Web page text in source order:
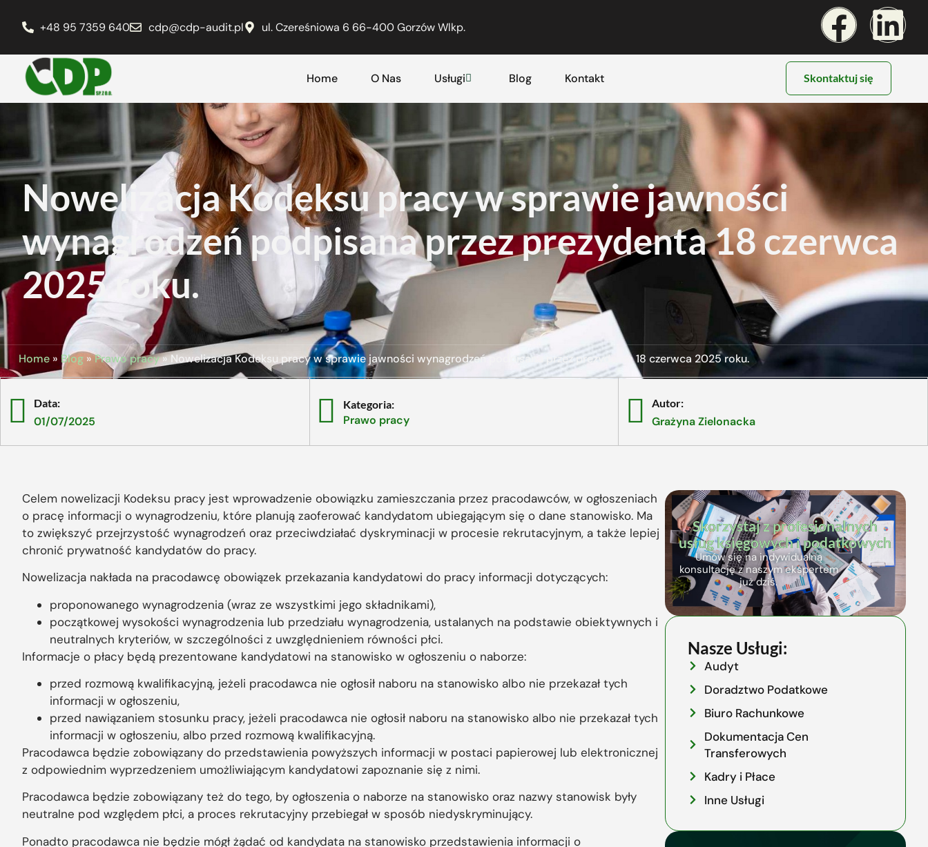
+48 95 7359 640 cdp@cdp-audit.pl ul. Czereśniowa 6 66-400 Gorzów Wlkp.
Home O Nas Usługi Blog Kontakt Skontaktuj się
Nowelizacja Kodeksu pracy w sprawie jawności
wynagrodzeń podpisana przez prezydenta 18 czerwca
2025 roku.
Home» Blog»Prawo pracy»Nowelizacja Kodeksu pracy w sprawie jawności wynagrodzeń podpisana przez prezydenta 18 czerwca 2025 roku.
Data:
01/07/2025
Kategoria:
Prawo pracy
Autor:
Grażyna Zielonacka
Celem nowelizacji Kodeksu pracy jest wprowadzenie obowiązku zamieszczania przez pracodawców, w ogłoszeniach
o pracę informacji o wynagrodzeniu, które planują zaoferować kandydatom ubiegającym się o dane stanowisko. Ma
to zwiększyć przejrzystość wynagrodzeń oraz przeciwdziałać dyskryminacji w procesie rekrutacyjnym, a także lepiej
chronić prywatność kandydatów do pracy.
Nowelizacja nakłada na pracodawcę obowiązek przekazania kandydatowi do pracy informacji dotyczących:
proponowanego wynagrodzenia (wraz ze wszystkimi jego składnikami),
początkowej wysokości wynagrodzenia lub przedziału wynagrodzenia, ustalanych na podstawie obiektywnych i
neutralnych kryteriów, w szczególności z uwzględnieniem równości płci.
Informacje o płacy będą prezentowane kandydatowi na stanowisko w ogłoszeniu o naborze:
przed rozmową kwalifikacyjną, jeżeli pracodawca nie ogłosił naboru na stanowisko albo nie przekazał tych
informacji w ogłoszeniu,
przed nawiązaniem stosunku pracy, jeżeli pracodawca nie ogłosił naboru na stanowisko albo nie przekazał tych
informacji w ogłoszeniu, albo przed rozmową kwalifikacyjną.
Pracodawca będzie zobowiązany do przedstawienia powyższych informacji w postaci papierowej lub elektronicznej
z odpowiednim wyprzedzeniem umożliwiającym kandydatowi zapoznanie się z nimi.
Pracodawca będzie zobowiązany też do tego, by ogłoszenia o naborze na stanowisko oraz nazwy stanowisk były
neutralne pod względem płci, a proces rekrutacyjny przebiegał w sposób niedyskryminujący.
Ponadto pracodawca nie będzie mógł żądać od kandydata na stanowisko przedstawienia informacji o
Skorzystaj z profesjonalnych
usług księgowych i podatkowych
Umów się na indywidualną
konsultację z naszym ekspertem
już dziś.
Nasze Usługi:
Audyt
Doradztwo Podatkowe
Biuro Rachunkowe
Dokumentacja Cen
Transferowych
Kadry i Płace
Inne Usługi